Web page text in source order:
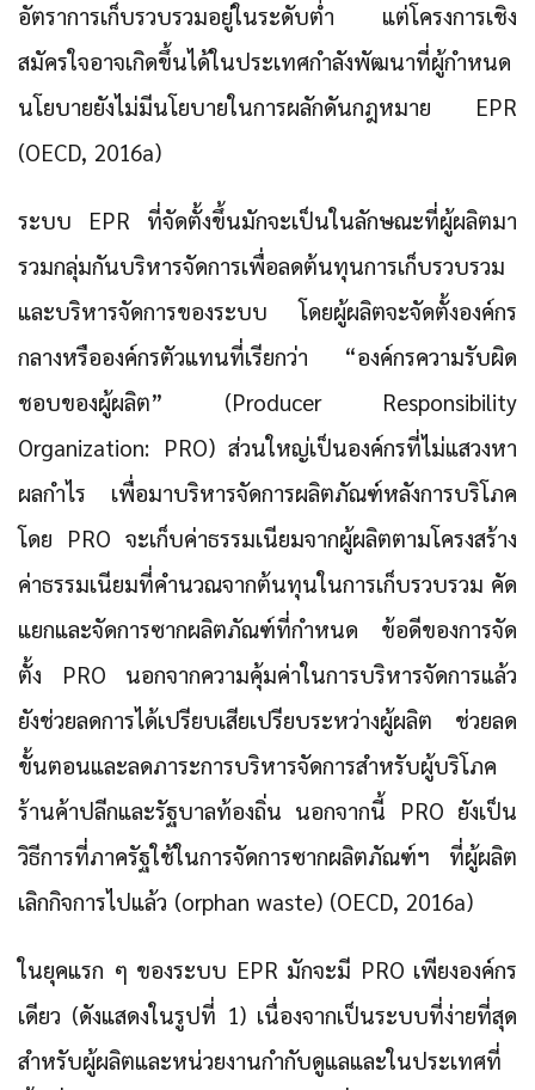
อัตราการเก็บรวบรวมอยู่ในระดับต่ำ แต่โครงการเชิง
สมัครใจอาจเกิดขึ้นได้ในประเทศกำลังพัฒนาที่ผู้กำหนด
นโยบายยังไม่มีนโยบายในการผลักดันกฎหมาย EPR
(OECD, 2016a)
ระบบ EPR ที่จัดตั้งขึ้นมักจะเป็นในลักษณะที่ผู้ผลิตมา
รวมกลุ่มกันบริหารจัดการเพื่อลดต้นทุนการเก็บรวบรวม
และบริหารจัดการของระบบ โดยผู้ผลิตจะจัดตั้งองค์กร
กลางหรือองค์กรตัวแทนที่เรียกว่า “องค์กรความรับผิด
ชอบของผู้ผลิต” (Producer Responsibility
Organization: PRO) ส่วนใหญ่เป็นองค์กรที่ไม่แสวงหา
ผลกำไร เพื่อมาบริหารจัดการผลิตภัณฑ์หลังการบริโภค
โดย PRO จะเก็บค่าธรรมเนียมจากผู้ผลิตตามโครงสร้าง
ค่าธรรมเนียมที่คำนวณจากต้นทุนในการเก็บรวบรวม คัด
แยกและจัดการซากผลิตภัณฑ์ที่กำหนด ข้อดีของการจัด
ตั้ง PRO นอกจากความคุ้มค่าในการบริหารจัดการแล้ว
ยังช่วยลดการได้เปรียบเสียเปรียบระหว่างผู้ผลิต ช่วยลด
ขั้นตอนและลดภาระการบริหารจัดการสำหรับผู้บริโภค
ร้านค้าปลีกและรัฐบาลท้องถิ่น นอกจากนี้ PRO ยังเป็น
วิธีการที่ภาครัฐใช้ในการจัดการซากผลิตภัณฑ์ฯ ที่ผู้ผลิต
เลิกกิจการไปแล้ว (orphan waste) (OECD, 2016a)
ในยุคแรก ๆ ของระบบ EPR มักจะมี PRO เพียงองค์กร
เดียว (ดังแสดงในรูปที่ 1) เนื่องจากเป็นระบบที่ง่ายที่สุด
สำหรับผู้ผลิตและหน่วยงานกำกับดูแลและในประเทศที่